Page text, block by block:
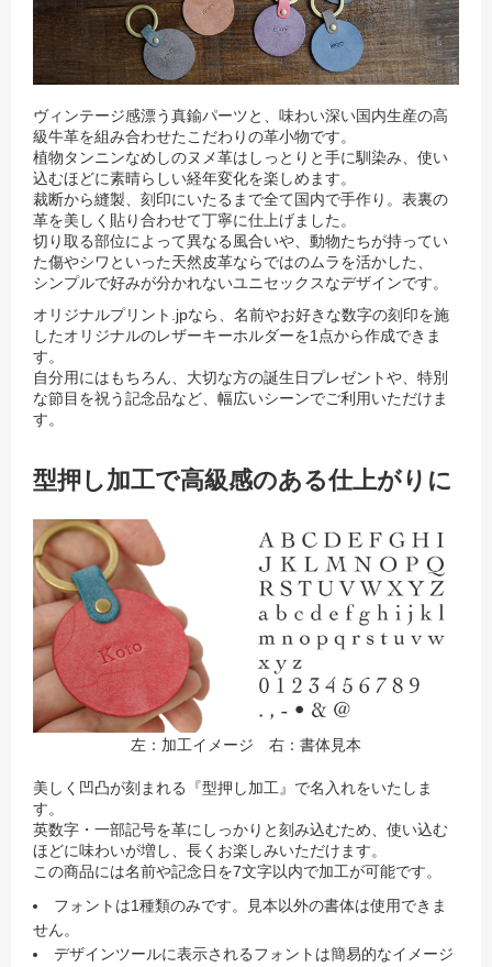
ヴィンテージ感漂う真鍮パーツと、味わい深い国内生産の高
級牛革を組み合わせたこだわりの革小物です。
植物タンニンなめしのヌメ革はしっとりと手に馴染み、使い
込むほどに素晴らしい経年変化を楽しめます。
裁断から縫製、刻印にいたるまで全て国内で手作り。表裏の
革を美しく貼り合わせて丁寧に仕上げました。
切り取る部位によって異なる風合いや、動物たちが持ってい
た傷やシワといった天然皮革ならではのムラを活かした、
シンプルで好みが分かれないユニセックスなデザインです。
オリジナルプリント.jpなら、名前やお好きな数字の刻印を施
したオリジナルのレザーキーホルダーを1点から作成できま
す。
自分用にはもちろん、大切な方の誕生日プレゼントや、特別
な節目を祝う記念品など、幅広いシーンでご利用いただけま
す。
型押し加工で高級感のある仕上がりに
左：加工イメージ 右：書体見本
美しく凹凸が刻まれる『型押し加工』で名入れをいたしま
す。
英数字・一部記号を革にしっかりと刻み込むため、使い込む
ほどに味わいが増し、長くお楽しみいただけます。
この商品には名前や記念日を7文字以内で加工が可能です。
フォントは1種類のみです。見本以外の書体は使用できま
せん。
デザインツールに表示されるフォントは簡易的なイメージ